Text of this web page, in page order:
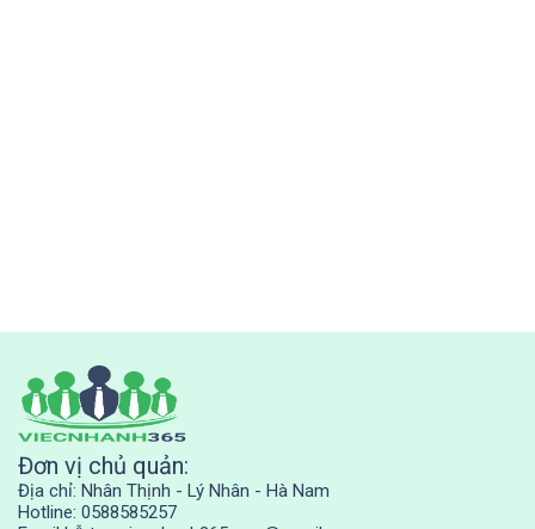
Đơn vị chủ quản:
Địa chỉ: Nhân Thịnh - Lý Nhân - Hà Nam
Hotline: 0588585257